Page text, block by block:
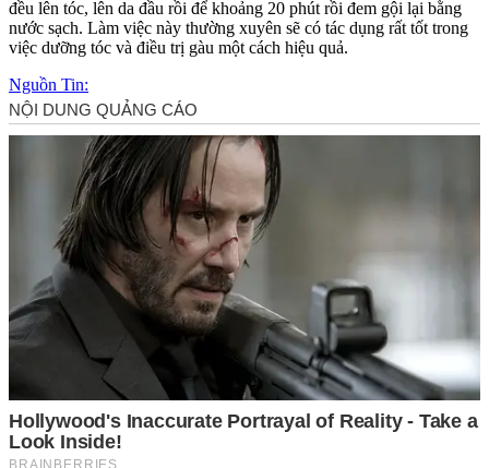
đều lên tóc, lên da đầu rồi để khoảng 20 phút rồi đem gội lại bằng
nước sạch. Làm việc này thường xuyên sẽ có tác dụng rất tốt trong
việc dưỡng tóc và điều trị gàu một cách hiệu quả.
Nguồn Tin: